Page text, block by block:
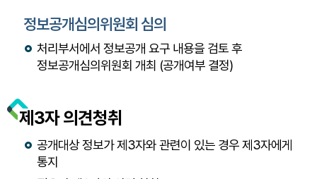
정보공개심의위원회 심의
처리부서에서 정보공개 요구 내용을 검토 후
정보공개심의위원회 개최 (공개여부 결정)
제3자 의견청취
공개대상 정보가 제3자와 관련이 있는 경우 제3자에게
통지